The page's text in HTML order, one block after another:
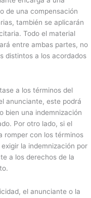
de una compensación
también se aplicarán
Todo el material
entre ambas partes, no
distintos a los acordados
a los términos del
anunciante, este podrá
bien una indemnización
Por otro lado, si el
romper con los términos
la indemnización por
a los derechos de la
el anunciante o la